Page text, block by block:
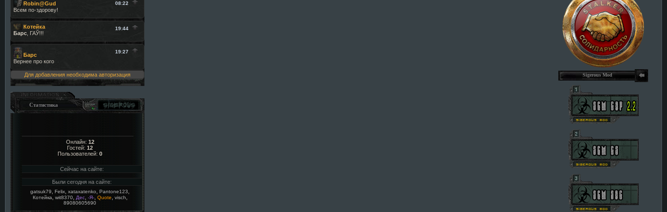
Для добавления необходима авторизация
Статистика
Онлайн: 12
Гостей: 12
Пользователей: 0
Сейчас на сайте:
Были сегодня на сайте:
gatsuk79 Felix xataxatenko Pantone123
Котейка wit8370, Дес, -Я-, Quote visch
89080605690
Sigerous Mod